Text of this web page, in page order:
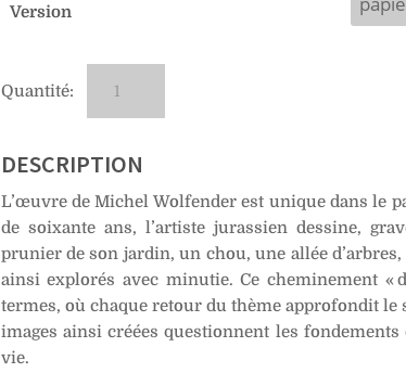
Version
106
Michel
Wolfender
n
a
t
i
v
e
DESCRIPTION
L’œuvre de Michel Wolfender est unique dans le
de soixante ans, l’artiste jurassien dessine,
prunier de son jardin, un chou, une allée
ainsi explorés avec minutie. Ce cheminement «
termes, où chaque retour du thème approfondit le
images ainsi créées questionnent les
vie.